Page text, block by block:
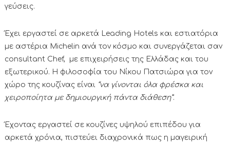
γεύσεις.
Έχει εργαστεί σε αρκετά Leading Hotels και εστιατόρια
με αστέρια Michelin ανά τον κόσμο και συνεργάζεται σαν
consultant Chef, με επιχειρήσεις της Ελλάδας και του
εξωτερικού. Η φιλοσοφία του Νίκου Πατσιώρα για τον
χώρο της κουζίνας είναι “να γίνονται όλα φρέσκα και
χειροποίητα με δημιουργική πάντα διάθεση”.
Έχοντας εργαστεί σε κουζίνες υψηλού επιπέδου για
αρκετά χρόνια, πιστεύει διαχρονικά πως η μαγειρική